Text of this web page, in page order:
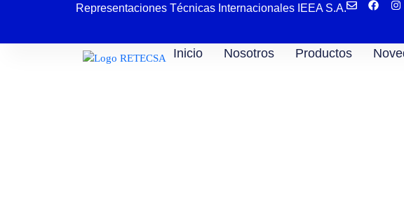
Representaciones Técnicas Internacionales IEEA S.A.
Inicio Nosotros Productos